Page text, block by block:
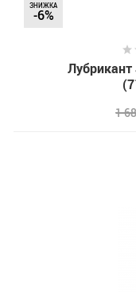
ЗНИЖКА
-6%
Лубрикант
1